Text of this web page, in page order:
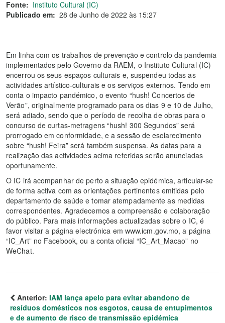
Fonte: Instituto Cultural (IC)
Publicado em: 28 de Junho de 2022 às 15:27
Em linha com os trabalhos de prevenção e controlo da pandemia
implementados pelo Governo da RAEM, o Instituto Cultural (IC)
encerrou os seus espaços culturais e, suspendeu todas as
actividades artístico-culturais e os serviços externos. Tendo em
conta o impacto pandémico, o evento “hush! Concertos de
Verão”, originalmente programado para os dias 9 e 10 de Julho,
será adiado, sendo que o período de recolha de obras para o
concurso de curtas-metragens “hush! 300 Segundos” será
prorrogado em conformidade, e a sessão de esclarecimento
sobre “hush! Feira” será também suspensa. As datas para a
realização das actividades acima referidas serão anunciadas
oportunamente.
O IC irá acompanhar de perto a situação epidémica, articular-se
de forma activa com as orientações pertinentes emitidas pelo
departamento de saúde e tomar atempadamente as medidas
correspondentes. Agradecemos a compreensão e colaboração
do público. Para mais informações actualizadas sobre o IC, é
favor visitar a página electrónica em www.icm.gov.mo, a página
“IC_Art” no Facebook, ou a conta oficial “IC_Art_Macao” no
WeChat.
Anterior: IAM lança apelo para evitar abandono de
resíduos domésticos nos esgotos, causa de entupimentos
e de aumento de risco de transmissão epidémica